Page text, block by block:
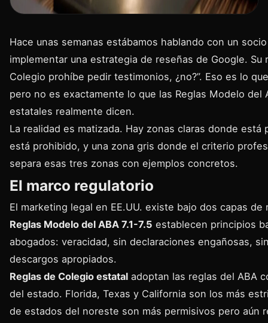
Hace unas semanas estábamos hablando con un
implementar una estrategia de reseñas de Google. Su
Colegio prohíbe pedir testimonios, ¿no?”. Eso es lo
pero no es exactamente lo que las Reglas Modelo del
estatales realmente dicen.
La realidad es matizada. Hay zonas claras donde
está prohibido, y una zona gris donde el criterio
separa esas tres zonas con ejemplos concretos.
El marco regulatorio
El marketing legal en EE.UU. existe bajo dos capas de
Reglas Modelo del ABA 7.1-7.5 establecen principios
abogados: veracidad, sin declaraciones engañosas,
descargos apropiados.
Reglas de Colegio estatal adoptan las reglas del ABA
del estado. Florida, Texas y California son los más
de estados del noreste son más permisivos pero aún